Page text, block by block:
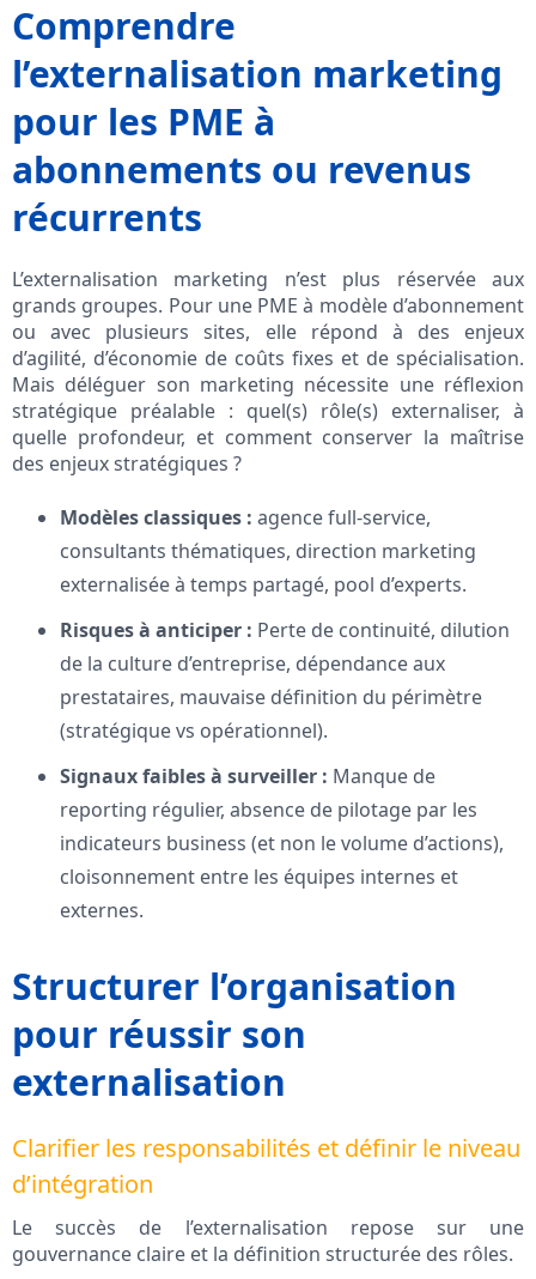
Comprendre
l’externalisation marketing
pour les PME à
abonnements ou revenus
récurrents
L’externalisation marketing n’est plus réservée aux
grands groupes. Pour une PME à modèle d’abonnement
ou avec plusieurs sites, elle répond à des enjeux
d’agilité, d’économie de coûts fixes et de spécialisation.
Mais déléguer son marketing nécessite une réflexion
stratégique préalable : quel(s) rôle(s) externaliser, à
quelle profondeur, et comment conserver la maîtrise
des enjeux stratégiques ?
Modèles classiques : agence full-service,
consultants thématiques, direction marketing
externalisée à temps partagé, pool d’experts.
Risques à anticiper : Perte de continuité, dilution
de la culture d’entreprise, dépendance aux
prestataires, mauvaise définition du périmètre
(stratégique vs opérationnel).
Signaux faibles à surveiller : Manque de
reporting régulier, absence de pilotage par les
indicateurs business (et non le volume d’actions),
cloisonnement entre les équipes internes et
externes.
Structurer l’organisation
pour réussir son
externalisation
Clarifier les responsabilités et définir le niveau
d’intégration
Le succès de l’externalisation repose sur une
gouvernance claire et la définition structurée des rôles.